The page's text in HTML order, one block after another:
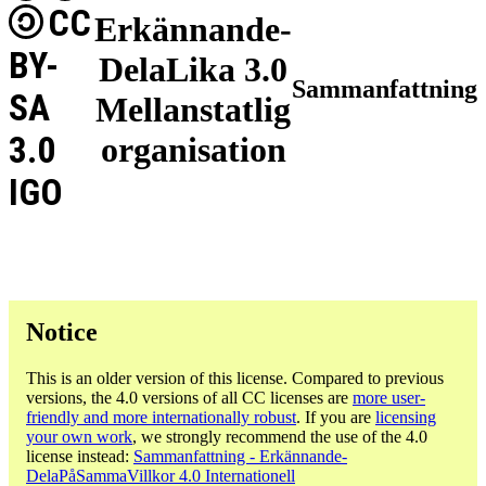
Erkännande-
DelaLika 3.0
Mellanstatlig
organisation
CC
BY-
SA
3.0
IGO
Sammanfattning
Notice
This is an older version of this license. Compared to previous
versions, the 4.0 versions of all CC licenses are more user-
friendly and more internationally robust. If you are licensing
your own work, we strongly recommend the use of the 4.0
license instead: Sammanfattning - Erkännande-
DelaPåSammaVillkor 4.0 Internationell